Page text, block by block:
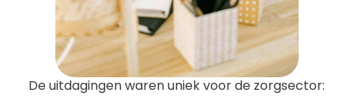
De uitdagingen waren uniek voor de zorgsector: